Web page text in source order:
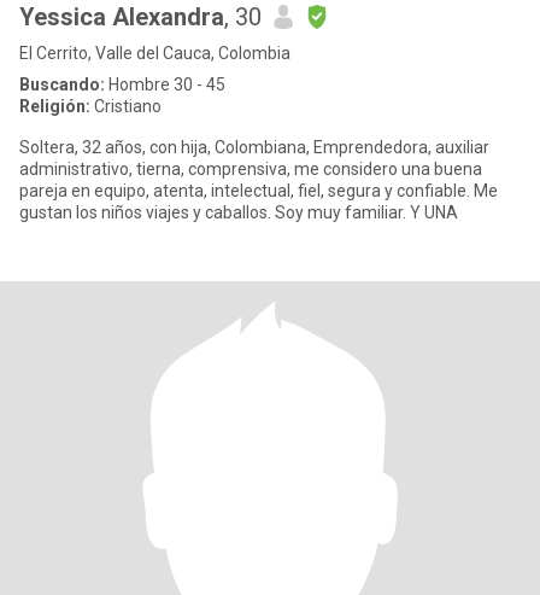
Yessica Alexandra, 30
El Cerrito, Valle del Cauca, Colombia
Buscando: Hombre 30 - 45
Religión: Cristiano
Soltera, 32 años, con hija, Colombiana, Emprendedora, auxiliar
administrativo, tierna, comprensiva, me considero una buena
pareja en equipo, atenta, intelectual, fiel, segura y confiable. Me
gustan los niños viajes y caballos. Soy muy familiar. Y UNA